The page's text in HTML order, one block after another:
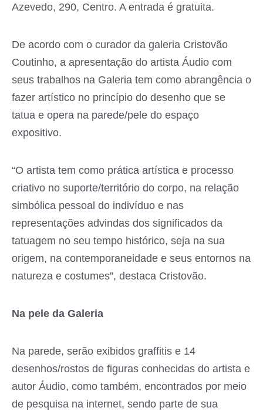
Azevedo, 290, Centro. A entrada é gratuita.
De acordo com o curador da galeria Cristovão
Coutinho, a apresentação do artista Áudio com
seus trabalhos na Galeria tem como abrangência o
fazer artístico no princípio do desenho que se
tatua e opera na parede/pele do espaço
expositivo.
“O artista tem como prática artística e processo
criativo no suporte/território do corpo, na relação
simbólica pessoal do indivíduo e nas
representações advindas dos significados da
tatuagem no seu tempo histórico, seja na sua
origem, na contemporaneidade e seus entornos na
natureza e costumes”, destaca Cristovão.
Na pele da Galeria
Na parede, serão exibidos graffitis e 14
desenhos/rostos de figuras conhecidas do artista e
autor Áudio, como também, encontrados por meio
de pesquisa na internet, sendo parte de sua